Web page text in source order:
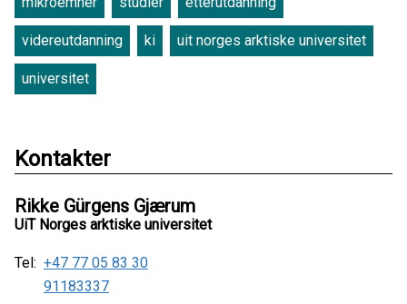
videreutdanning ki uit norges arktiske universitet
universitet
Kontakter
Rikke Gürgens Gjærum
UiT Norges arktiske universitet
Tel: +47 77 05 83 30
91183337